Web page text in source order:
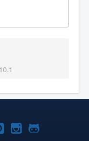
Pinterest
Instagram
GitHub